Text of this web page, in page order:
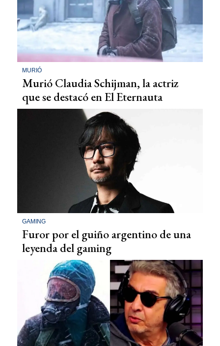
MURIÓ
Murió Claudia Schijman, la actriz
que se destacó en El Eternauta
GAMING
Furor por el guiño argentino de una
leyenda del gaming